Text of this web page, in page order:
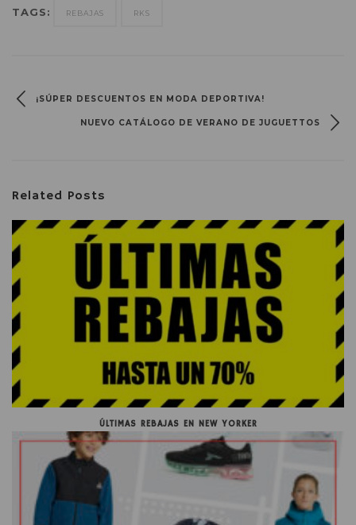
TAGS: REBAJAS RKS
¡SÚPER DESCUENTOS EN MODA DEPORTIVA!
NUEVO CATÁLOGO DE VERANO DE JUGUETTOS
Related Posts
ÚLTIMAS REBAJAS EN NEW YORKER